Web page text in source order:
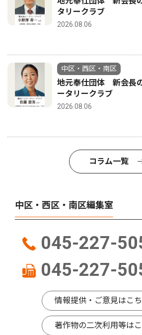
タリークラブ
2026.08.06
中区・西区・南区
地元奉仕団体 新会長
ータリークラブ
2026.08.06
コラム一覧
中区・西区・南区編集室
045-227-
045-227-
情報提供・ご意見はこ
著作物の二次利用等は